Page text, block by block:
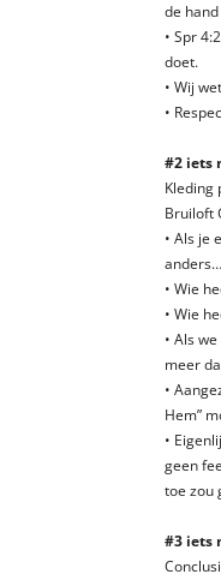
de
• Spr
doet.
• Wij
•
#2 iets
Kleding
Bruiloft
• Als je
anders…
• Wie
• Wie
• Als
meer
•
Hem”
•
geen
toe zou
#3 iets